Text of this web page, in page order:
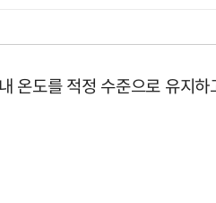
도를 적정 수준으로 유지